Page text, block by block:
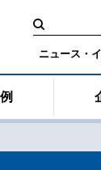
検
索:
ニュース・